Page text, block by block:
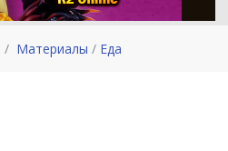
Материалы Еда